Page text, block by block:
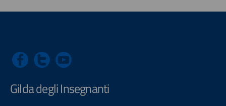
Gilda degli Insegnanti